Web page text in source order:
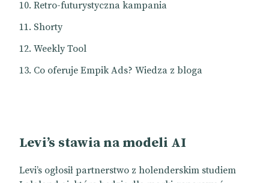
Retro-futurystyczna kampania
Shorty
Weekly Tool
Co oferuje Empik Ads? Wiedza z bloga
Levi’s stawia na modeli AI
Levi’s ogłosił partnerstwo z holenderskim studiem